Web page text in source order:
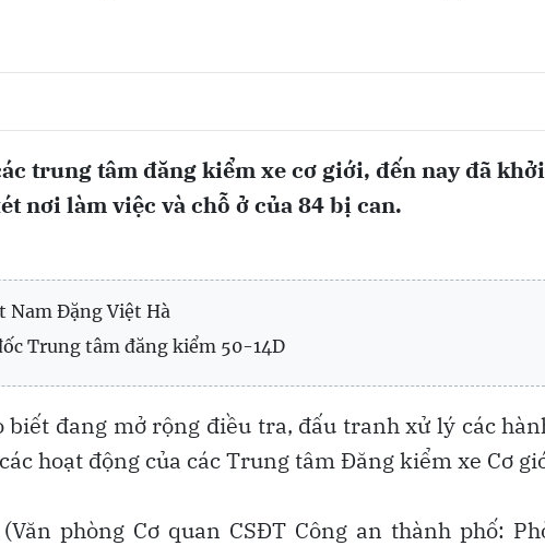
trung tâm đăng kiểm xe cơ giới, đến nay đã
nơi làm việc và chỗ ở của 84 bị can.
Nam Đặng Việt Hà
Trung tâm đăng kiểm 50-14D
biết đang mở rộng điều tra, đấu tranh xử lý các
hoạt động của các Trung tâm Đăng kiểm xe Cơ
phòng Cơ quan CSĐT Công an thành phố: